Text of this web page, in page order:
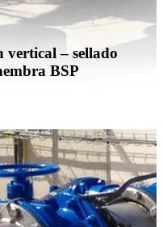
vertical – sellado
BSP